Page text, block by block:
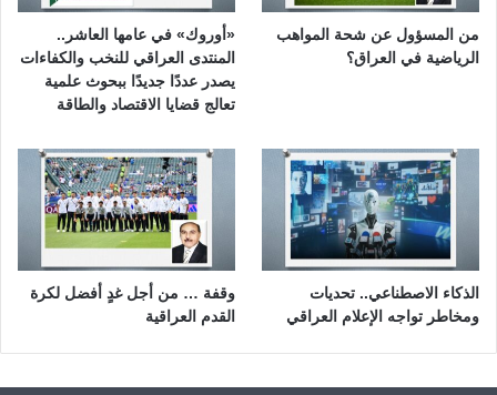
من المسؤول عن شحة المواهب
الرياضية في العراق؟
«أوروك» في عامها العاشر..
المنتدى العراقي للنخب والكفاءات
يصدر عددًا جديدًا ببحوث علمية
تعالج قضايا الاقتصاد والطاقة
الذكاء الاصطناعي.. تحديات
ومخاطر تواجه الإعلام العراقي
وقفة … من أجل غدٍ أفضل لكرة
القدم العراقية